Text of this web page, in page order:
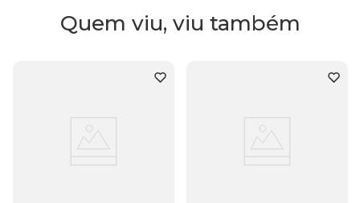
Quem viu, viu também